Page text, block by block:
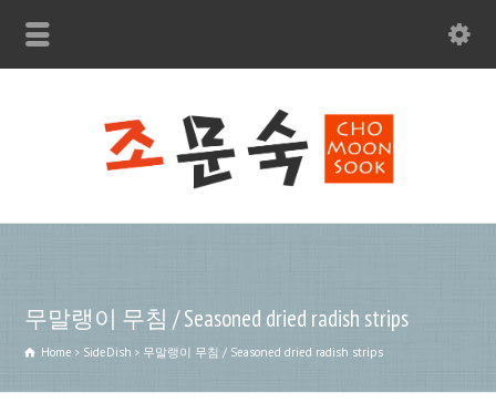
무말랭이 무침 / Seasoned dried radish strips
Home SideDish 무말랭이 무침 / Seasoned dried radish strips